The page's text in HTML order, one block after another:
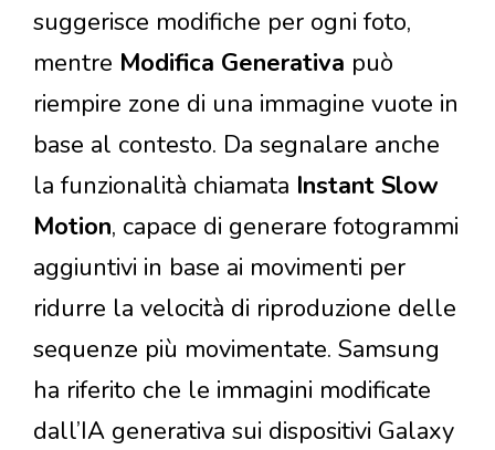
suggerisce modifiche per ogni foto,
mentre Modifica Generativa può
riempire zone di una immagine vuote in
base al contesto. Da segnalare anche
la funzionalità chiamata Instant Slow
Motion, capace di generare fotogrammi
aggiuntivi in base ai movimenti per
ridurre la velocità di riproduzione delle
sequenze più movimentate. Samsung
ha riferito che le immagini modificate
dall’IA generativa sui dispositivi Galaxy